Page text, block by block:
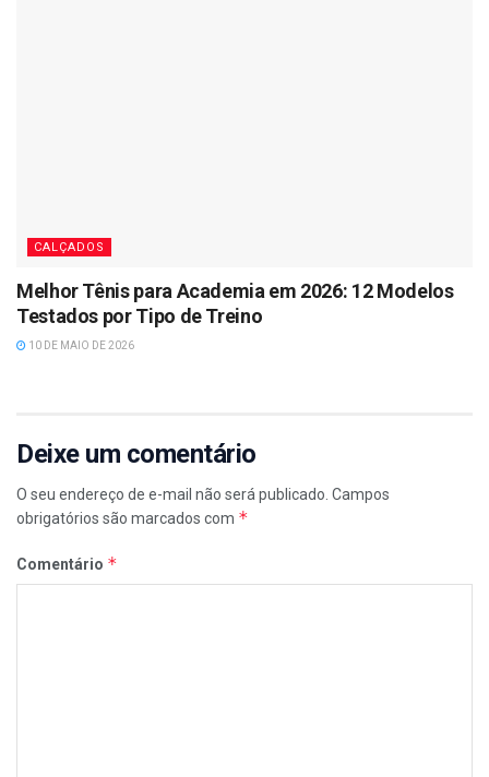
CALÇADOS
Melhor Tênis para Academia em 2026: 12 Modelos
Testados por Tipo de Treino
10 DE MAIO DE 2026
Deixe um comentário
O seu endereço de e-mail não será publicado. Campos
obrigatórios são marcados com *
Comentário *